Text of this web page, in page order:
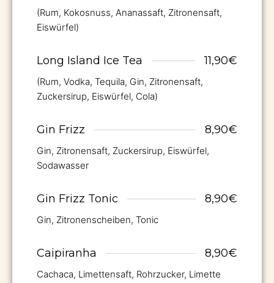
(Rum, Kokosnuss, Ananassaft, Zitronensaft,
Eiswürfel)
Long Island Ice Tea 11,90€
(Rum, Vodka, Tequila, Gin, Zitronensaft,
Zuckersirup, Eiswürfel, Cola)
Gin Frizz 8,90€
Gin, Zitronensaft, Zuckersirup, Eiswürfel,
Sodawasser
Gin Frizz Tonic 8,90€
Gin, Zitronenscheiben, Tonic
Caipiranha 8,90€
Cachaca, Limettensaft, Rohrzucker, Limette